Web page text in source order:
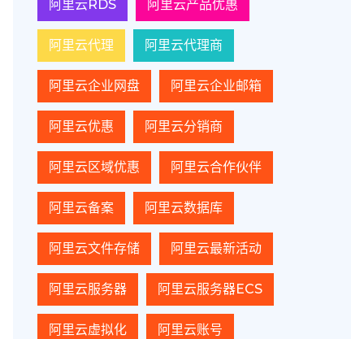
阿里云RDS 阿里云产品优惠
阿里云代理 阿里云代理商
阿里云企业网盘 阿里云企业邮箱
阿里云优惠 阿里云分销商
阿里云区域优惠 阿里云合作伙伴
阿里云备案 阿里云数据库
阿里云文件存储 阿里云最新活动
阿里云服务器 阿里云服务器ECS
阿里云虚拟化 阿里云账号